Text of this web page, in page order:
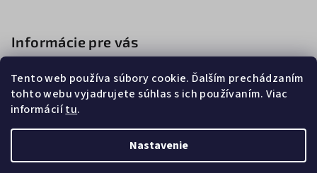
Tento web používa súbory cookie. Ďalším prechádzaním
tohto webu vyjadrujete súhlas s ich používaním. Viac
informáciítu.
Nastavenie
Informácie pre vás
Ako nakupovať
Obchodné podmienky
Podmienky ochrany osobných údajov